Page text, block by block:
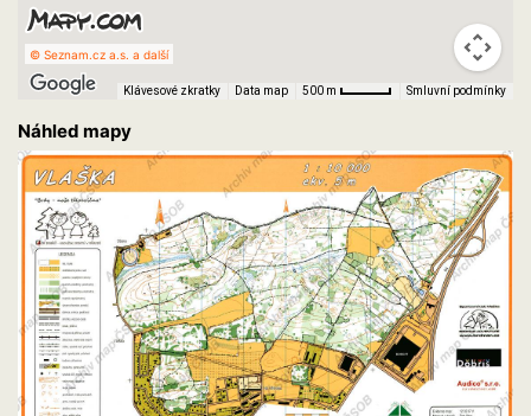
Klávesové zkratky Data map 500 m Smluvní podmínky
© Seznam.cz a.s. a další
Náhled mapy